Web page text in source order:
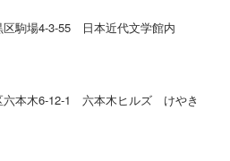
区駒場4-3-55 日本近代文学館内
六本木6-12-1 六本木ヒルズ けやき